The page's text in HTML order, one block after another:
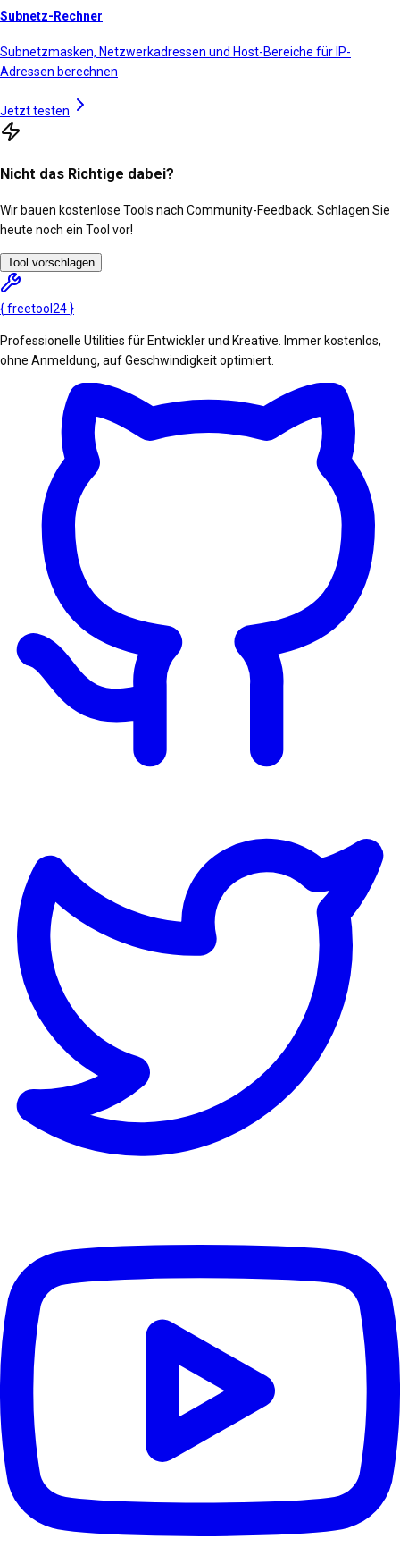
Subnetz-Rechner
Subnetzmasken, Netzwerkadressen und Host-Bereiche für IP-
Adressen berechnen
Jetzt testen
Nicht das Richtige dabei?
Wir bauen kostenlose Tools nach Community-Feedback. Schlagen Sie
heute noch ein Tool vor!
Tool vorschlagen
{freetool 24 }
Professionelle Utilities für Entwickler und Kreative. Immer kostenlos,
ohne Anmeldung, auf Geschwindigkeit optimiert.